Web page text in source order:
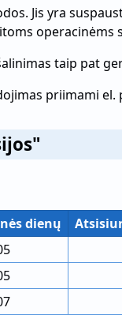
Jis yra
taip pat
priimami el.
dienų